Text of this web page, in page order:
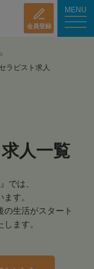
会員登録
MENU
ラピスト求人
人一覧
では、
す。
生活がスタート
ます。